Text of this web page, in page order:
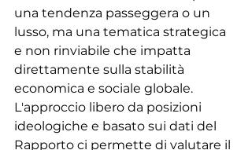
una tendenza passeggera o un
lusso, ma una tematica strategica
e non rinviabile che impatta
direttamente sulla stabilità
economica e sociale globale.
L'approccio libero da posizioni
ideologiche e basato sui dati del
Rapporto ci permette di valutare il